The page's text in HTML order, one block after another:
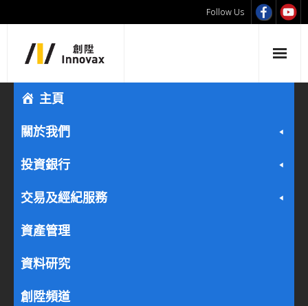
Follow Us
主頁
關於我們
投資銀行
交易及經紀服務
資產管理
資料研究
創陞頻道